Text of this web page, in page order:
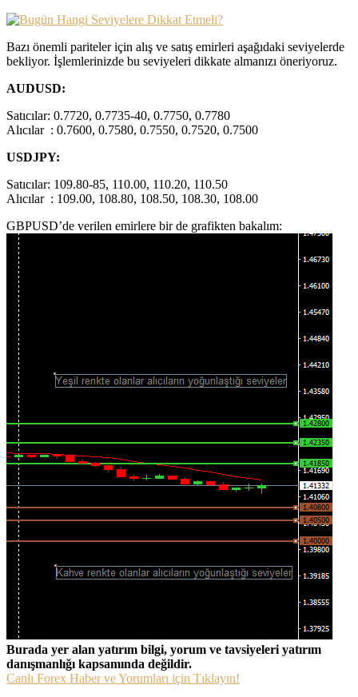
Bazı önemli pariteler için alış ve satış emirleri aşağıdaki seviyelerde
bekliyor. İşlemlerinizde bu seviyeleri dikkate almanızı öneriyoruz.
AUDUSD:
Satıcılar: 0.7720, 0.7735-40, 0.7750, 0.7780
Alıcılar : 0.7600, 0.7580, 0.7550, 0.7520, 0.7500
USDJPY:
Satıcılar: 109.80-85, 110.00, 110.20, 110.50
Alıcılar : 109.00, 108.80, 108.50, 108.30, 108.00
GBPUSD’de verilen emirlere bir de grafikten bakalım:
Burada yer alan yatırım bilgi, yorum ve tavsiyeleri yatırım
danışmanlığı kapsamında değildir.
Canlı Forex Haber ve Yorumları için Tıklayın!